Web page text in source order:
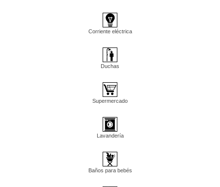
Corriente eléctrica
Duchas
Supermercado
Lavandería
Baños para bebés